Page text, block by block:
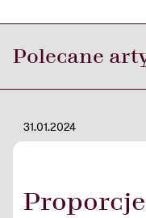
Polecane
31.01.2024